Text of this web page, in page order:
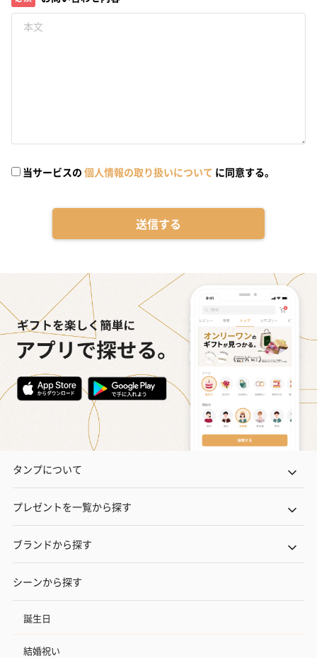
当サービスの 個人情報の取り扱いについて に同意する。
送信する
タンプについて
プレゼントを一覧から探す
ブランドから探す
シーンから探す
誕生日
結婚祝い